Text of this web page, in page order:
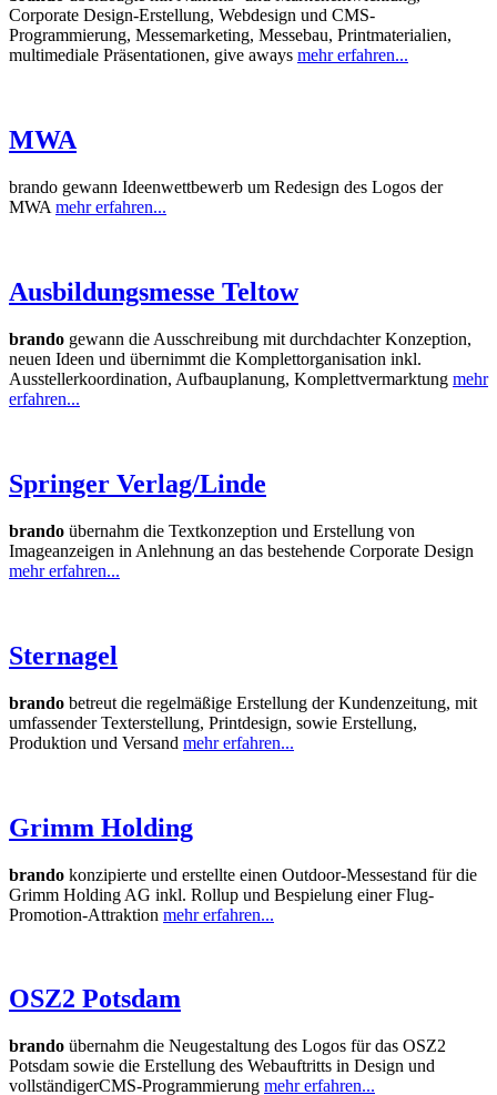
Corporate Design-Erstellung, Webdesign und CMS-
Programmierung, Messemarketing, Messebau, Printmaterialien,
multimediale Präsentationen, give aways mehr erfahren...
MWA
brando gewann Ideenwettbewerb um Redesign des Logos der
MWA mehr erfahren...
Ausbildungsmesse Teltow
brando gewann die Ausschreibung mit durchdachter Konzeption,
neuen Ideen und übernimmt die Komplettorganisation inkl.
Ausstellerkoordination, Aufbauplanung, Komplettvermarktung mehr
erfahren...
Springer Verlag/Linde
brando übernahm die Textkonzeption und Erstellung von
Imageanzeigen in Anlehnung an das bestehende Corporate Design
mehr erfahren...
Sternagel
brando betreut die regelmäßige Erstellung der Kundenzeitung, mit
umfassender Texterstellung, Printdesign, sowie Erstellung,
Produktion und Versand mehr erfahren...
Grimm Holding
brando konzipierte und erstellte einen Outdoor-Messestand für die
Grimm Holding AG inkl. Rollup und Bespielung einer Flug-
Promotion-Attraktion mehr erfahren...
OSZ2 Potsdam
brando übernahm die Neugestaltung des Logos für das OSZ2
Potsdam sowie die Erstellung des Webauftritts in Design und
vollständigerCMS-Programmierung mehr erfahren...